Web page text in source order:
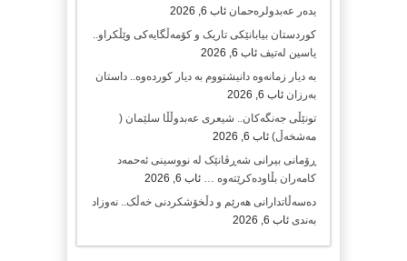
یدەر عەبدولرەحمان ئاب 6, 2026
کوردستان بیابانێکی تاریک و کۆمەڵگایەکی وێڵکراو..
یاسین لەتیف ئاب 6, 2026
بە دیار زمانەوە دانیشتووم بە دیار کوردەوە.. داستان
بەرزان ئاب 6, 2026
تونێڵی جەنگەکان.. شیعری عەبدوڵڵا سلێمان (
مەشخەڵ) ئاب 6, 2026
ڕۆمانی بیرانی شەڕڤانێک لە نووسینی ئەحمەد
کامەران بڵاودەکرێتەوە … ئاب 6, 2026
دەسەڵاتدارانی هەرێم و دڵخۆشکردنی خەڵک.. نەوزاد
بەندی ئاب 6, 2026